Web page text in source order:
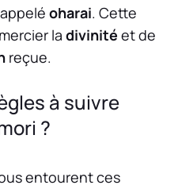
oharai. Cette
la divinité et de
reçue.
à suivre
?
entourent ces